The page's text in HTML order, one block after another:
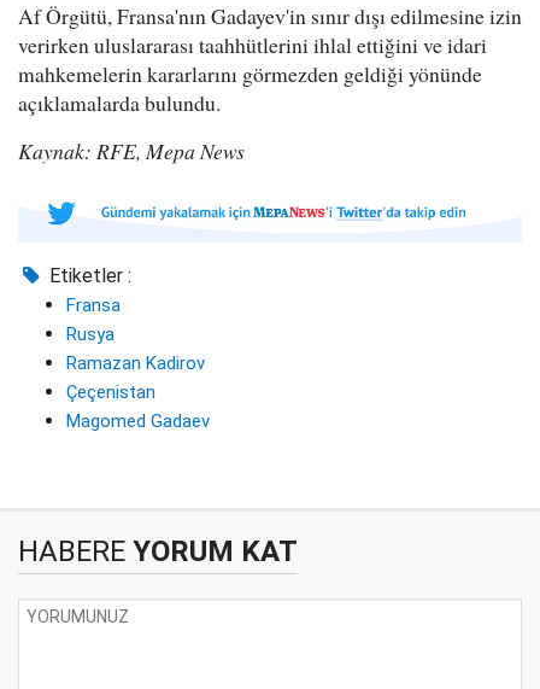
Af Örgütü, Fransa'nın Gadayev'in sınır dışı edilmesine izin
verirken uluslararası taahhütlerini ihlal ettiğini ve idari
mahkemelerin kararlarını görmezden geldiği yönünde
açıklamalarda bulundu.
Kaynak: RFE, Mepa News
Etiketler :
Fransa
Rusya
Ramazan Kadirov
Çeçenistan
Magomed Gadaev
HABERE YORUM KAT